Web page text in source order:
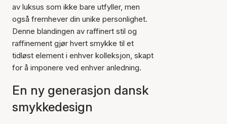
av luksus som ikke bare utfyller, men
også fremhever din unike personlighet.
Denne blandingen av raffinert stil og
raffinement gjør hvert smykke til et
tidløst element i enhver kolleksjon, skapt
for å imponere ved enhver anledning.
En ny generasjon dansk
smykkedesign